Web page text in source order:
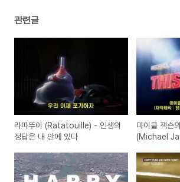
관련글
라따뚜이 (Ratatouille) - 인생의
정답은 내 안에 있다
마이클 잭슨
(Michael